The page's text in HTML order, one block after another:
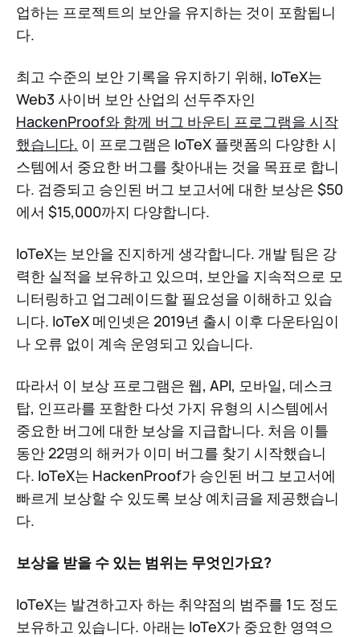
업하는 프로젝트의 보안을 유지하는 것이 포함됩니
다.
최고 수준의 보안 기록을 유지하기 위해, IoTeX는
Web3 사이버 보안 산업의 선두주자인
HackenProof와 함께 버그 바운티 프로그램을 시작
했습니다. 이 프로그램은 IoTeX 플랫폼의 다양한 시
스템에서 중요한 버그를 찾아내는 것을 목표로 합니
다. 검증되고 승인된 버그 보고서에 대한 보상은 $50
에서 $15,000까지 다양합니다.
IoTeX는 보안을 진지하게 생각합니다. 개발 팀은 강
력한 실적을 보유하고 있으며, 보안을 지속적으로 모
니터링하고 업그레이드할 필요성을 이해하고 있습
니다. IoTeX 메인넷은 2019년 출시 이후 다운타임이
나 오류 없이 계속 운영되고 있습니다.
따라서 이 보상 프로그램은 웹, API, 모바일, 데스크
탑, 인프라를 포함한 다섯 가지 유형의 시스템에서
중요한 버그에 대한 보상을 지급합니다. 처음 이틀
동안 22명의 해커가 이미 버그를 찾기 시작했습니
다. IoTeX는 HackenProof가 승인된 버그 보고서에
빠르게 보상할 수 있도록 보상 예치금을 제공했습니
다.
보상을 받을 수 있는 범위는 무엇인가요?
IoTeX는 발견하고자 하는 취약점의 범주를 1도 정도
보유하고 있습니다. 아래는 IoTeX가 중요한 영역으